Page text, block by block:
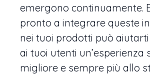
emergono continuamente.
pronto a integrare queste
nei tuoi prodotti può
ai tuoi utenti un’esperienza
migliore e sempre più allo